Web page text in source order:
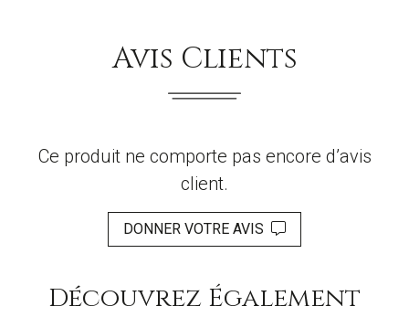
Avis Clients
Ce produit ne comporte pas encore d’avis
client.
DONNER VOTRE AVIS
Découvrez Également